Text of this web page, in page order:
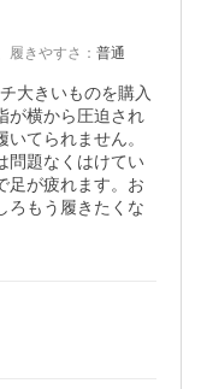
履きやすさ ： 普通
大きいものを購入
が横から圧迫され
てられません。
問題なくはけてい
足が疲れます。お
ろもう履きたくな